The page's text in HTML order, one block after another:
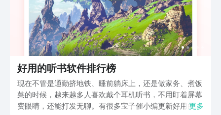
好用的听书软件排行榜
现在不管是通勤挤地铁、睡前躺床上，还是做家务、煮饭
菜的时候，越来越多人喜欢戴个耳机听书，不用盯着屏幕
费眼睛，还能打发无聊。有很多宝子催小编更新好用的听
更多